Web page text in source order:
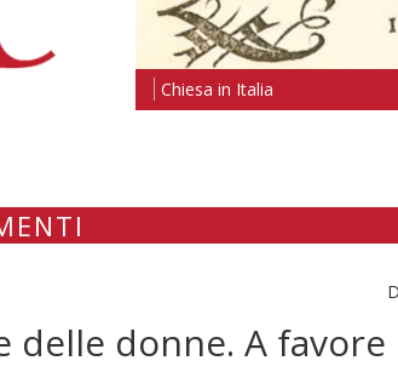
Chiesa in Italia
delle donne. A favore